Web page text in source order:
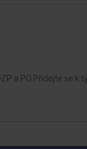
a PO.Přidejte se k